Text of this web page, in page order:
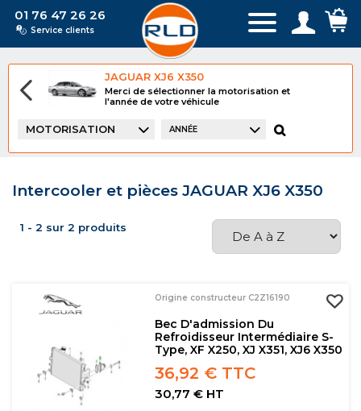
01 76 47 26 26
Service clients
JAGUAR XJ6 X350
Merci de sélectionner la motorisation et
l'année de votre véhicule
MOTORISATION ANNÉE
Intercooler et pièces JAGUAR XJ6 X350
1 - 2 sur 2 produits
Origine constructeur C2Z16190
Bec D'admission Du
Refroidisseur Intermédiaire S-
Type, XF X250, XJ X351, XJ6 X350
36,92 € TTC
30,77 € HT